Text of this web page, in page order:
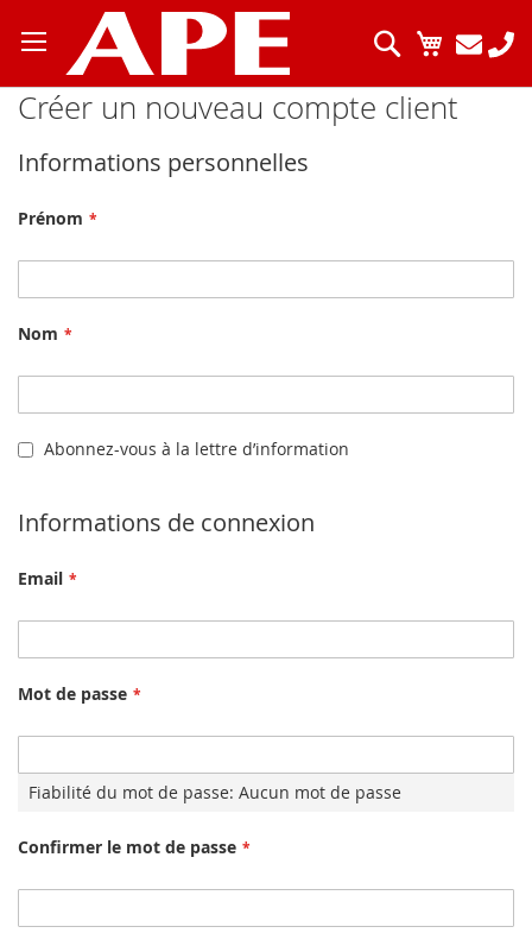
au
contenu
Mon
Chercher
Créer un nouveau compte client
Informations personnelles
Prénom
Nom
Abonnez-vous à la lettre d’information
Informations de connexion
Email
Mot de passe
Fiabilité du mot de passe: Aucun mot de passe
Confirmer le mot de passe